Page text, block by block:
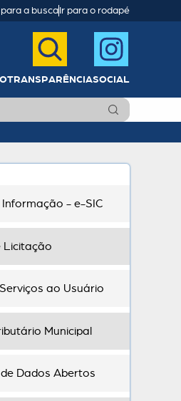
para a buscaIr para o rodapé
TRANSPARÊNCIASOCIAL
- e-SIC
Licitação
ao Usuário
Municipal
Dados Abertos